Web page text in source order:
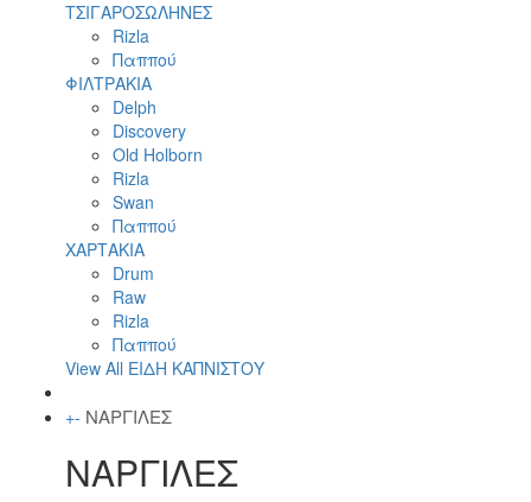
ΤΣΙΓΑΡΟΣΩΛΗΝΕΣ
Rizla
Παππού
ΦΙΛΤΡΑΚΙΑ
Delph
Discovery
Old Holborn
Rizla
Swan
Παππού
ΧΑΡΤΑΚΙΑ
Drum
Raw
Rizla
Παππού
View All ΕΙΔΗ ΚΑΠΝΙΣΤΟΥ
+- ΝΑΡΓΙΛΕΣ
ΝΑΡΓΙΛΕΣ